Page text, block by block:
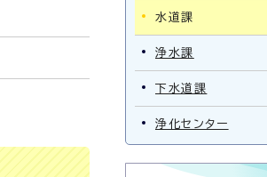
水道課
浄水課
下水道課
浄化センター